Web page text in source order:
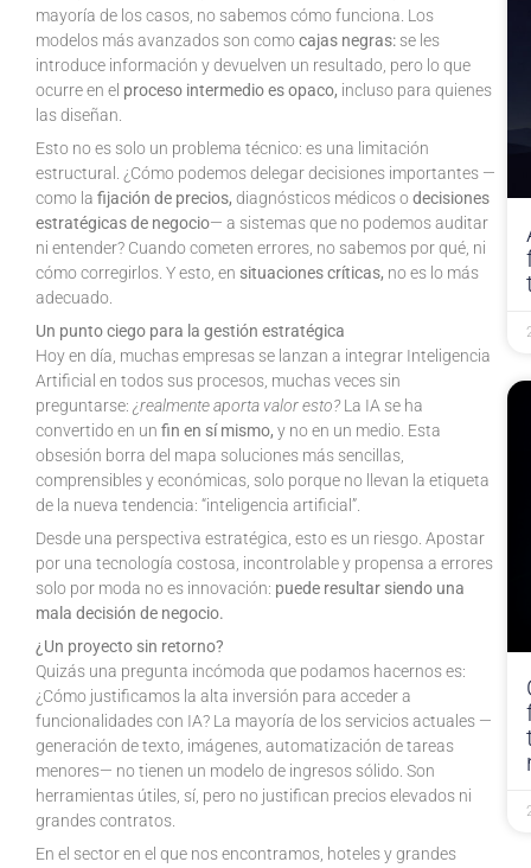
mayoría de los casos, no sabemos cómo funciona. Los
modelos más avanzados son como cajas negras: se les
introduce información y devuelven un resultado, pero lo que
ocurre en el proceso intermedio es opaco, incluso para quienes
las diseñan.
Esto no es solo un problema técnico: es una limitación
estructural. ¿Cómo podemos delegar decisiones importantes —
como la fijación de precios, diagnósticos médicos o decisiones
estratégicas de negocio— a sistemas que no podemos auditar
ni entender? Cuando cometen errores, no sabemos por qué, ni
cómo corregirlos. Y esto, en situaciones críticas, no es lo más
adecuado.
Un punto ciego para la gestión estratégica
Hoy en día, muchas empresas se lanzan a integrar Inteligencia
Artificial en todos sus procesos, muchas veces sin
preguntarse: ¿realmente aporta valor esto? La IA se ha
convertido en un fin en sí mismo, y no en un medio. Esta
obsesión borra del mapa soluciones más sencillas,
comprensibles y económicas, solo porque no llevan la etiqueta
de la nueva tendencia: “inteligencia artificial”.
Desde una perspectiva estratégica, esto es un riesgo. Apostar
por una tecnología costosa, incontrolable y propensa a errores
solo por moda no es innovación: puede resultar siendo una
mala decisión de negocio.
¿Un proyecto sin retorno?
Quizás una pregunta incómoda que podamos hacernos es:
¿Cómo justificamos la alta inversión para acceder a
funcionalidades con IA? La mayoría de los servicios actuales —
generación de texto, imágenes, automatización de tareas
menores— no tienen un modelo de ingresos sólido. Son
herramientas útiles, sí, pero no justifican precios elevados ni
grandes contratos.
En el sector en el que nos encontramos, hoteles y grandes